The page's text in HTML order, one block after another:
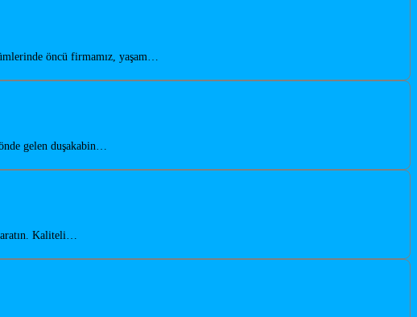
öncü firmamız, yaşam…
gelen duşakabin…
Kaliteli…